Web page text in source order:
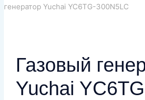
генератор Yuchai YC6TG-300N5LC
Газовый
Yuchai